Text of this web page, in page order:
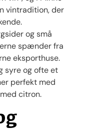
vintradition, der
og små
spænder fra
eksporthuse.
syre og ofte et
perfekt med
citron.